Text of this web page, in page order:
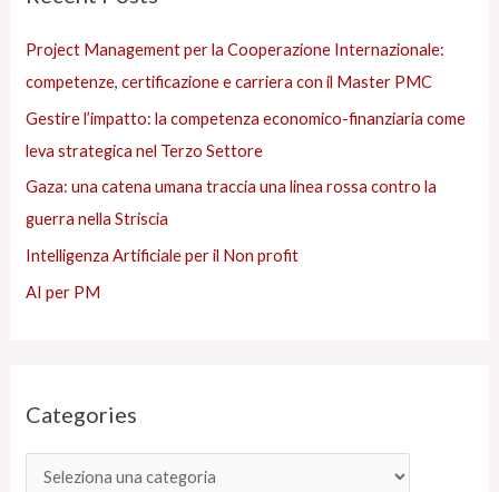
Project Management per la Cooperazione Internazionale:
competenze, certificazione e carriera con il Master PMC
Gestire l’impatto: la competenza economico-finanziaria come
leva strategica nel Terzo Settore
Gaza: una catena umana traccia una linea rossa contro la
guerra nella Striscia
Intelligenza Artificiale per il Non profit
AI per PM
Categories
s